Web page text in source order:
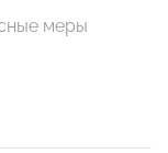
меры